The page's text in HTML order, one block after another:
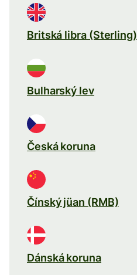
Britská libra (Sterling)
Bulharský lev
Česká koruna
Čínský jüan (RMB)
Dánská koruna